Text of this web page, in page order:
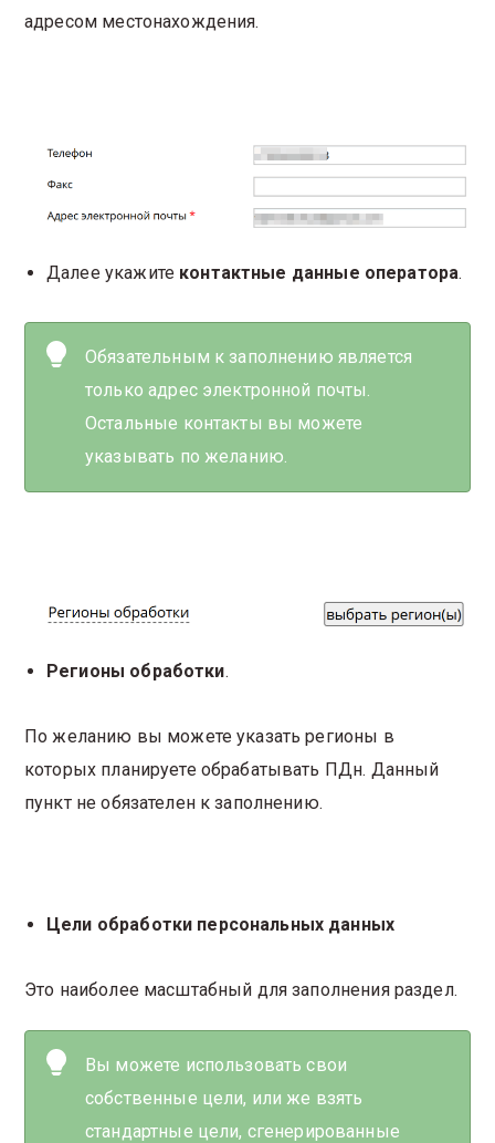
адресом местонахождения.
Далее укажите контактные данные оператора.
Обязательным к заполнению является
только адрес электронной почты.
Остальные контакты вы можете
указывать по желанию.
Регионы обработки.
По желанию вы можете указать регионы в
которых планируете обрабатывать ПДн. Данный
пункт не обязателен к заполнению.
Цели обработки персональных данных
Это наиболее масштабный для заполнения раздел.
Вы можете использовать свои
собственные цели, или же взять
стандартные цели, сгенерированные